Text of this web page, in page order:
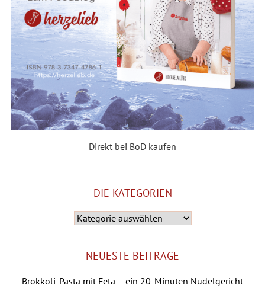
Direkt bei BoD kaufen
DIE KATEGORIEN
NEUESTE BEITRÄGE
Brokkoli-Pasta mit Feta – ein 20-Minuten Nudelgericht